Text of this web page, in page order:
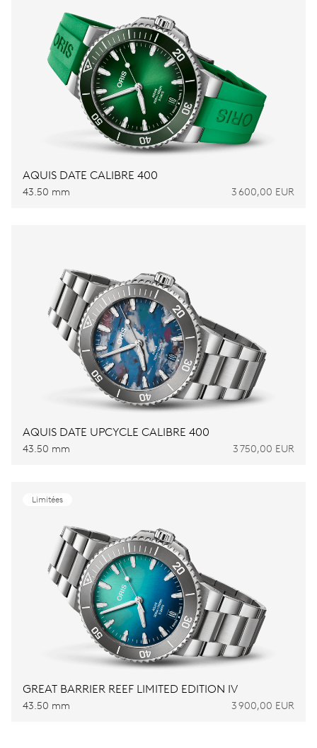
AQUIS DATE CALIBRE 400
43.50 mm 3 600,00 EUR
AQUIS DATE UPCYCLE CALIBRE 400
43.50 mm 3 750,00 EUR
Limitées
GREAT BARRIER REEF LIMITED EDITION IV
43.50 mm 3 900,00 EUR